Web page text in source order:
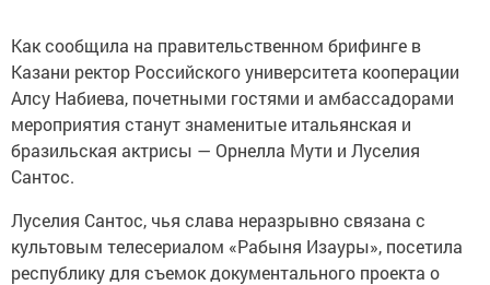
Как сообщила на правительственном брифинге в
Казани ректор Российского университета кооперации
Алсу Набиева, почетными гостями и амбассадорами
мероприятия станут знаменитые итальянская и
бразильская актрисы — Орнелла Мути и Луселия
Сантос.
Луселия Сантос, чья слава неразрывно связана с
культовым телесериалом «Рабыня Изауры», посетила
республику для съемок документального проекта о